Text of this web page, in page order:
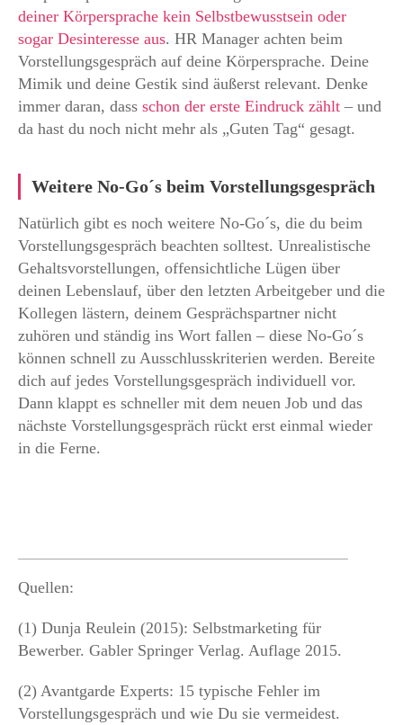
deiner Körpersprache kein Selbstbewusstsein oder
sogar Desinteresse aus. HR Manager achten beim
Vorstellungsgespräch auf deine Körpersprache. Deine
Mimik und deine Gestik sind äußerst relevant. Denke
immer daran, dass schon der erste Eindruck zählt – und
da hast du noch nicht mehr als „Guten Tag“ gesagt.
Weitere No-Go´s beim Vorstellungsgespräch
Natürlich gibt es noch weitere No-Go´s, die du beim
Vorstellungsgespräch beachten solltest. Unrealistische
Gehaltsvorstellungen, offensichtliche Lügen über
deinen Lebenslauf, über den letzten Arbeitgeber und die
Kollegen lästern, deinem Gesprächspartner nicht
zuhören und ständig ins Wort fallen – diese No-Go´s
können schnell zu Ausschlusskriterien werden. Bereite
dich auf jedes Vorstellungsgespräch individuell vor.
Dann klappt es schneller mit dem neuen Job und das
nächste Vorstellungsgespräch rückt erst einmal wieder
in die Ferne.
Quellen:
(1) Dunja Reulein (2015): Selbstmarketing für
Bewerber. Gabler Springer Verlag. Auflage 2015.
(2) Avantgarde Experts: 15 typische Fehler im
Vorstellungsgespräch und wie Du sie vermeidest.